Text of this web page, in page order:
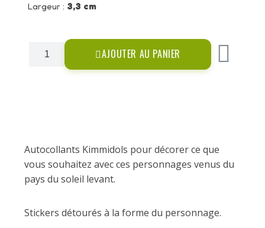
Autocollants Kimmidols pour décorer ce que
vous souhaitez avec ces personnages venus du
pays du soleil levant.
Stickers détourés à la forme du personnage.
Largeur : 3,3 cm
AJOUTER AU PANIER